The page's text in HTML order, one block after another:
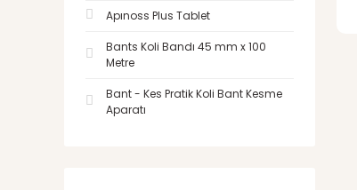
Apınoss Plus Tablet
Bants Koli Bandı 45 mm x 100
Metre
Bant - Kes Pratik Koli Bant Kesme
Aparatı